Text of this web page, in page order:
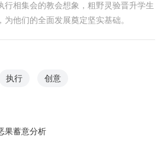
行相集会的教会想象，粗野灵验晋升学生
他们的全面发展奠定坚实基础。
执行 创意
果蓄意分析